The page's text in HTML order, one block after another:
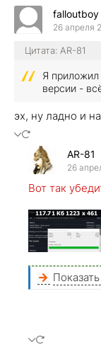
falloutboy
26 апреля
Цитата: AR-81
Я приложил
версии -
эх, ну ладно и
AR-81
26
Вот так